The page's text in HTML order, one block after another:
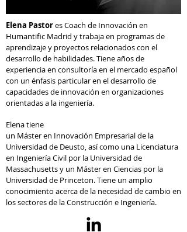
Elena Pastores Coach de Innovación en
Humantific Madrid y trabaja en programas de
aprendizaje y proyectos relacionados con el
desarrollo de habilidades. Tiene años de
experiencia en consultoría en el mercado español
con un énfasis particular en el desarrollo de
capacidades de innovación en organizaciones
orientadas a la ingeniería.
Elena tiene
un Máster en Innovación Empresarial de la
Universidad de Deusto, así como una Licenciatura
en Ingeniería Civil por la Universidad de
Massachusetts y un Máster en Ciencias por la
Universidad de Princeton. Tiene un amplio
conocimiento acerca de la necesidad de cambio en
los sectores de la Construcción e Ingeniería.